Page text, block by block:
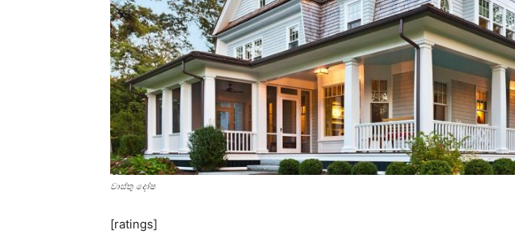
වාස්‌තු දෝෂ
[ratings]